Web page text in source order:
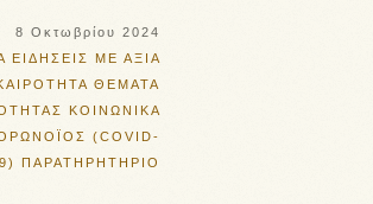
8 Οκτωβρίου 2024
ΕΙΔΗΣΕΙΣ ΜΕ ΑΞΙΑ
ΘΕΜΑΤΑ
ΚΟΙΝΩΝΙΚΑ
(COVID-
ΠΑΡΑΤΗΡΗΤΗΡΙΟ